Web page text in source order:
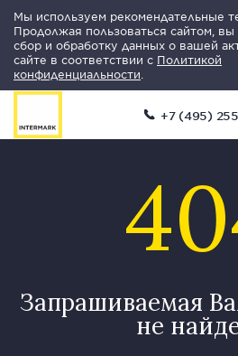
Мы используем рекомендательные
Продолжая пользоваться сайтом, вы
сбор и обработку данных о вашей
сайте в соответствии с Политикой
конфиденциальности
+7 (495)
Запрашиваемая
не